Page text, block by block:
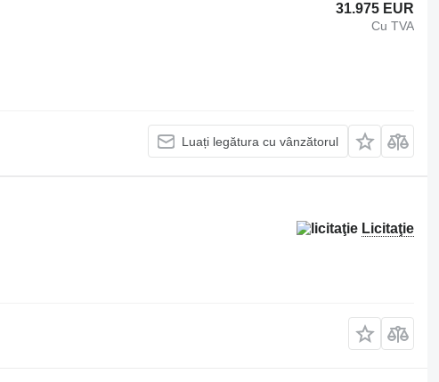
31.975 EUR
Cu TVA
Luați legătura cu vânzătorul
Licitaţie